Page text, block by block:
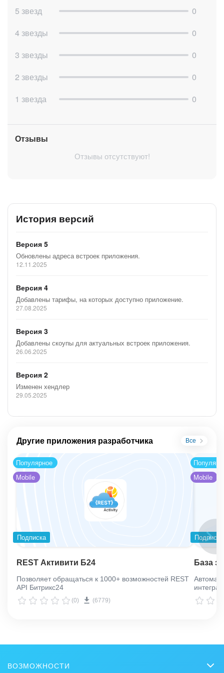
5 звезд
0
4 звезды
0
3 звезды
0
2 звезды
0
1 звезда
0
Отзывы
Отзывы отсутствуют!
История версий
Версия 5
Обновлены адреса встроек приложения.
12.11.2025
Версия 4
Добавлены тарифы, на которых доступно приложение.
27.08.2025
Версия 3
Добавлены скоупы для актуальных встроек приложения.
26.06.2025
Версия 2
Изменен хендлер
29.05.2025
Другие приложения разработчика Все
Популярное
Mobile
Подписка
REST Активити Б24
Позволяет обращаться к 1000+ возможностей REST
API Битрикс24
(0) (6779)
Mobile
Подписка
База
ВОЗМОЖНОСТИ